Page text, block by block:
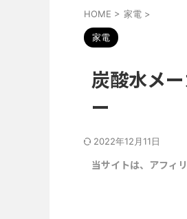
HOME > 家電 >
家電
炭酸水メ
ー
2022年12月11日
当サイトは、アフィ